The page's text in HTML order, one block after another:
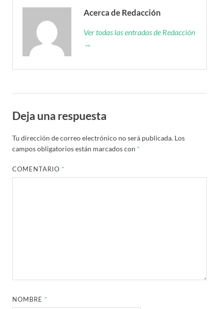
Acerca de Redacción
Ver todas las entradas de Redacción
→
Deja una respuesta
Tu dirección de correo electrónico no será publicada. Los
campos obligatorios están marcados con *
COMENTARIO *
NOMBRE *